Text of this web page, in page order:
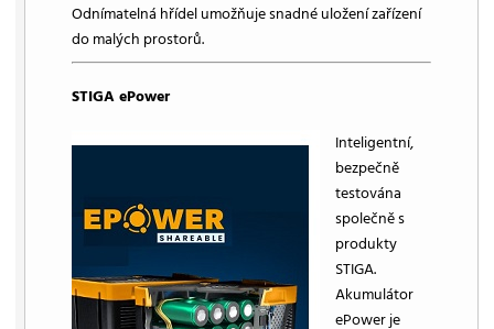
Odnímatelná hřídel umožňuje snadné uložení zařízení
do malých prostorů.
STIGA ePower
Inteligentní,
bezpečně
testována
společně s
produkty
STIGA.
Akumulátor
ePower je